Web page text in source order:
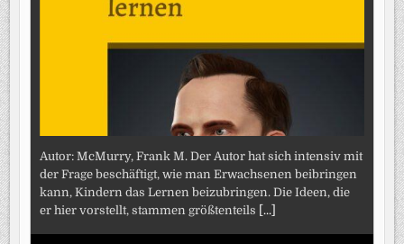
Autor: McMurry, Frank M. Der Autor hat sich intensiv mit
der Frage beschäftigt, wie man Erwachsenen beibringen
kann, Kindern das Lernen beizubringen. Die Ideen, die
er hier vorstellt, stammen größtenteils
[...]